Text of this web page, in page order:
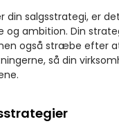
din salgsstrategi, er
og ambition. Din
også stræbe efter
så din